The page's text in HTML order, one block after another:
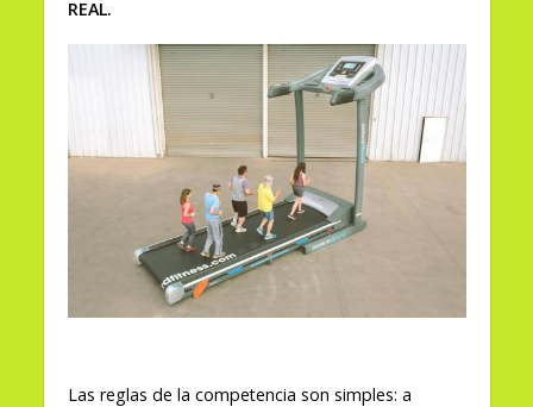
REAL.
Las reglas de la competencia son simples: a